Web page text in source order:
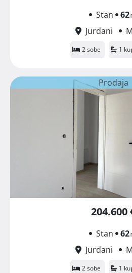
Stan 62
Jurdani
2 sobe 1
Prodaja
204.600
Stan 62
Jurdani
2 sobe 1